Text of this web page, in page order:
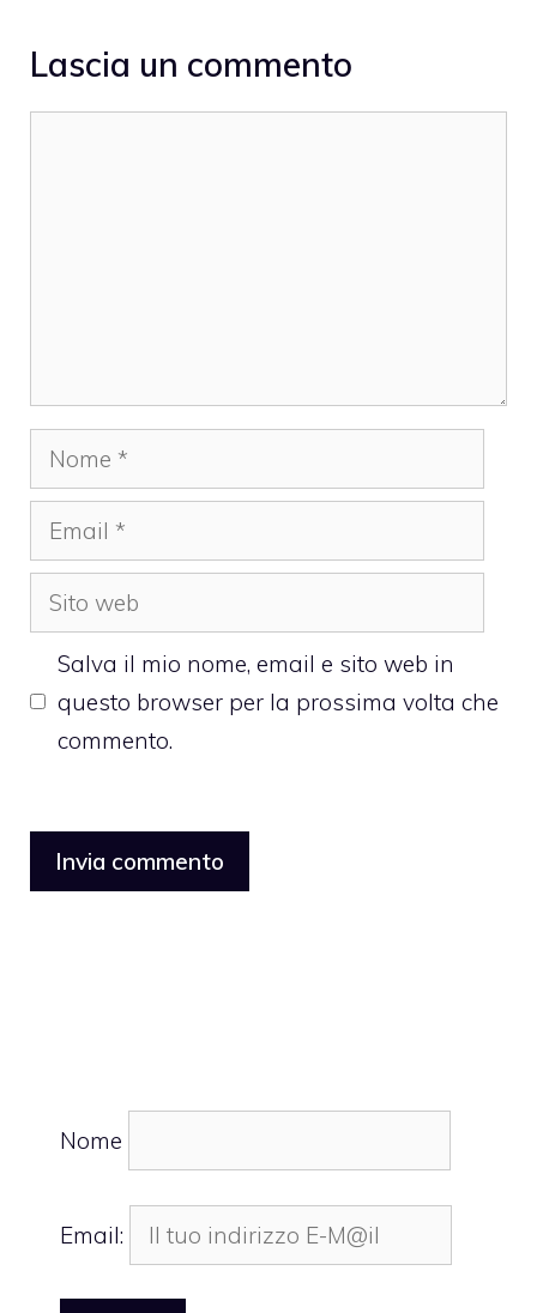
Lascia un commento
Nome
Email
Sito
web
Salva il mio nome, email e sito web in
questo browser per la prossima volta che
commento.
Nome
Email: